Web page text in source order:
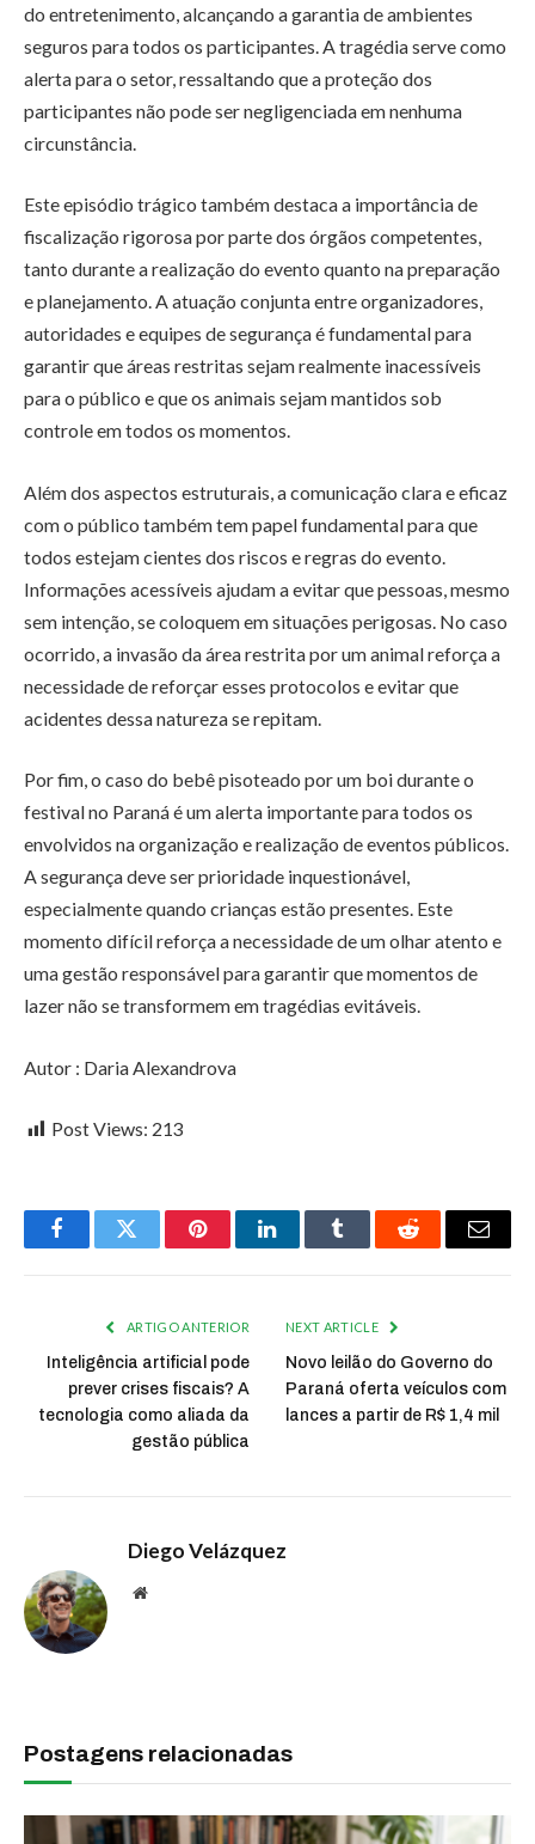
do entretenimento, alcançando a garantia de ambientes
seguros para todos os participantes. A tragédia serve como
alerta para o setor, ressaltando que a proteção dos
participantes não pode ser negligenciada em nenhuma
circunstância.
Este episódio trágico também destaca a importância de
fiscalização rigorosa por parte dos órgãos competentes,
tanto durante a realização do evento quanto na preparação
e planejamento. A atuação conjunta entre organizadores,
autoridades e equipes de segurança é fundamental para
garantir que áreas restritas sejam realmente inacessíveis
para o público e que os animais sejam mantidos sob
controle em todos os momentos.
Além dos aspectos estruturais, a comunicação clara e eficaz
com o público também tem papel fundamental para que
todos estejam cientes dos riscos e regras do evento.
Informações acessíveis ajudam a evitar que pessoas, mesmo
sem intenção, se coloquem em situações perigosas. No caso
ocorrido, a invasão da área restrita por um animal reforça a
necessidade de reforçar esses protocolos e evitar que
acidentes dessa natureza se repitam.
Por fim, o caso do bebê pisoteado por um boi durante o
festival no Paraná é um alerta importante para todos os
envolvidos na organização e realização de eventos públicos.
A segurança deve ser prioridade inquestionável,
especialmente quando crianças estão presentes. Este
momento difícil reforça a necessidade de um olhar atento e
uma gestão responsável para garantir que momentos de
lazer não se transformem em tragédias evitáveis.
Autor : Daria Alexandrova
Post Views: 213
FacebookTwitter PinterestLinkedInTumblr Reddit Email
ARTIGO ANTERIOR
Inteligência artificial pode
prever crises fiscais? A
tecnologia como aliada da
gestão pública
NEXT ARTICLE
Novo leilão do Governo do
Paraná oferta veículos com
lances a partir de R$ 1,4 mil
Diego Velázquez
Website
Postagens relacionadas